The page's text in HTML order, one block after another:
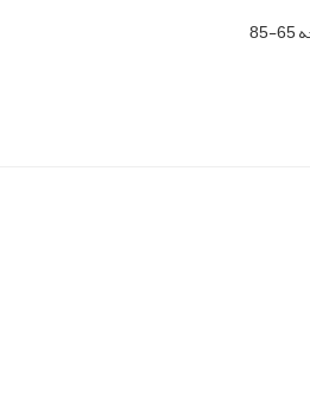
65-85